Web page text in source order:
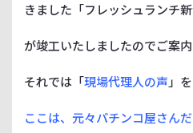
きました「フレッシュランチ
が竣工いたしましたのでご案内
それでは「現場代理人の声」
ここは、元々パチンコ屋さん